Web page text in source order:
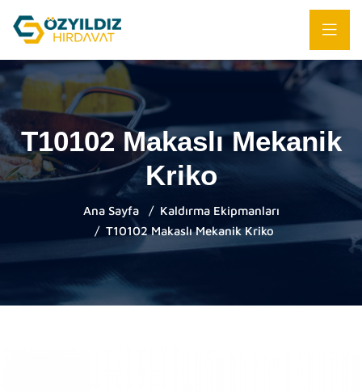
T10102 Makaslı Mekanik
Kriko
Ana Sayfa
Kaldırma Ekipmanları
T10102 Makaslı Mekanik Kriko